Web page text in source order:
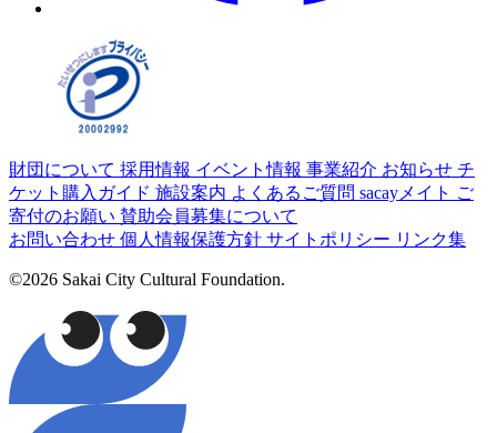
財団について 採用情報 イベント情報 事業紹介 お知らせ チ
ケット購入ガイド 施設案内 よくあるご質問 sacayメイト ご
寄付のお願い 賛助会員募集について
お問い合わせ 個人情報保護方針 サイトポリシー リンク集
©2026 Sakai City Cultural Foundation.